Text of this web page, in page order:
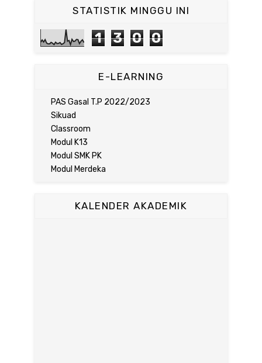
STATISTIK MINGGU INI
1 3 0 0
E-LEARNING
PAS Gasal T.P 2022/2023
Sikuad
Classroom
Modul K13
Modul SMK PK
Modul Merdeka
KALENDER AKADEMIK